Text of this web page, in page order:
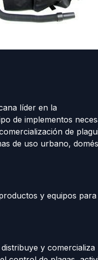
líder en la
de implementos
de
de uso urbano,
y equipos
y comercializa